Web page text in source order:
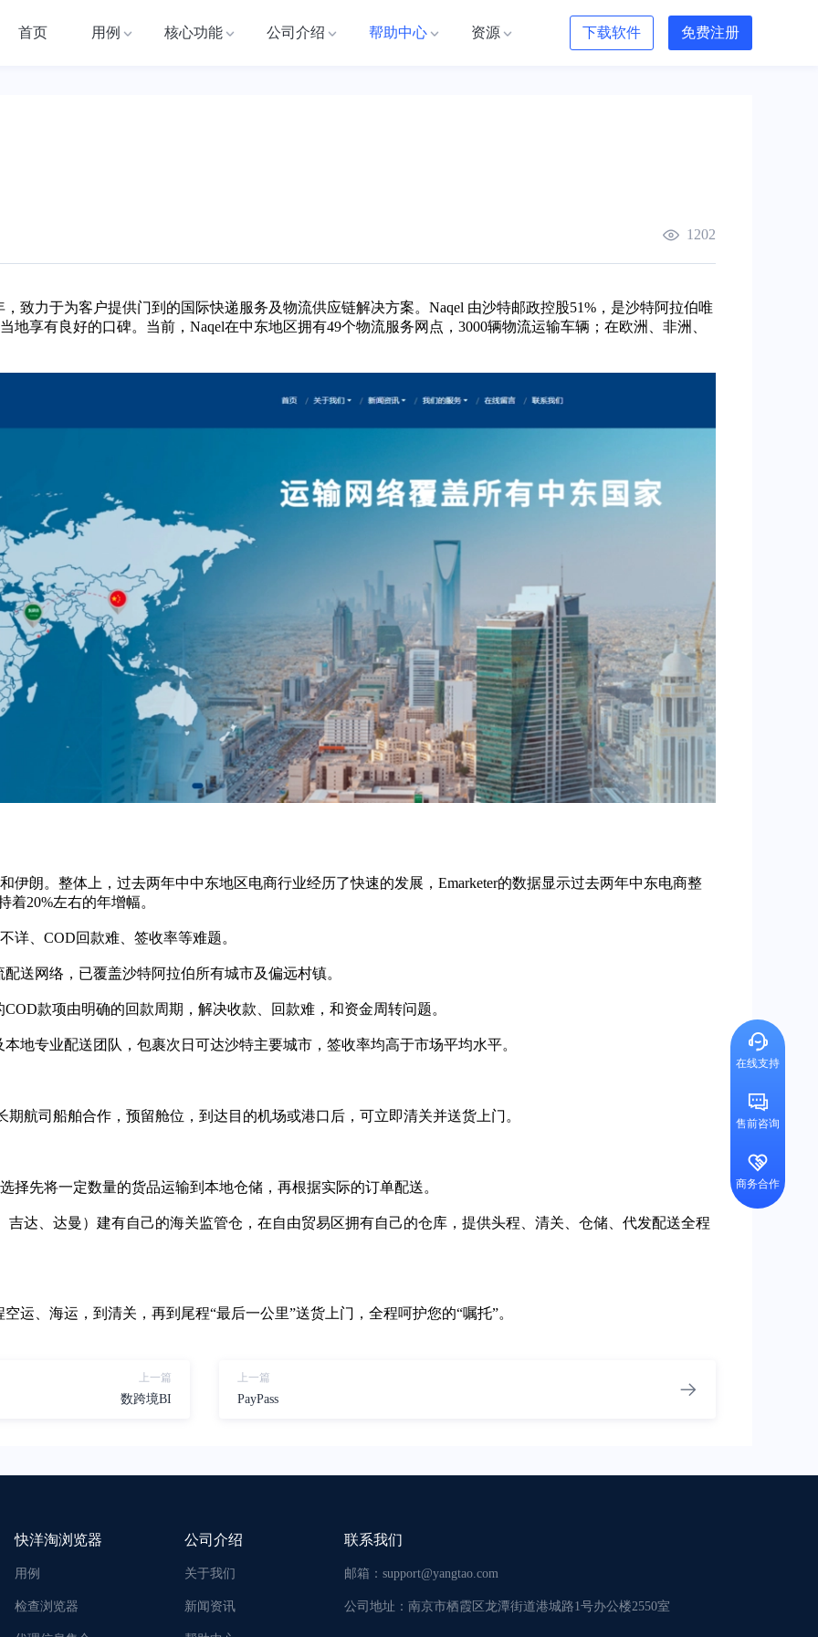
首页 用例 核心功能 公司介绍 帮助中心 资源 下载软件 免费注册
1202
致力于为客户提供门到的国际快递服务及物流供应链解决方案。Naqel 由沙特邮政控股51%，是沙特阿拉伯唯
享有良好的口碑。当前，Naqel在中东地区拥有49个物流服务网点，3000辆物流运输车辆；在欧洲、非洲、
伊朗。整体上，过去两年中中东地区电商行业经历了快速的发展，Emarketer的数据显示过去两年中东电商整
20%左右的年增幅。
详 COD回款难、签收率等难题。
送网络，已覆盖沙特阿拉伯所有城市及偏远村镇。
款项由明确的回款周期， 解决收款 、回款难，和资金周转问题。
地专业配送团队，包裹次日可达沙特主要城市，签收率均高于市场平均水平。
期航司船舶合作，预留舱位，到达目的机场或港口后，可立即清关并送货上门。
择先将一定数量的货品运输到本地仓储，再根据实际的订单配送。
吉达、达曼）建有自己的海关监管仓，在自由贸易区拥有自己的仓库，提供头程、清关、仓储、代发配送全程
运、海运，到清关，再到尾程“最后一公里”送货上门，全程呵护您的“嘱托”。
上一篇
数跨境BI
上一篇
PayPass
快洋淘浏览器
用例
检查浏览器
公司介绍
关于我们
新闻资讯
联系我们
邮箱： support@yangtao.com
公司地址： 南京市栖霞区龙潭街道港城路1号办公楼2550室
在线支持
售前咨询
商务合作